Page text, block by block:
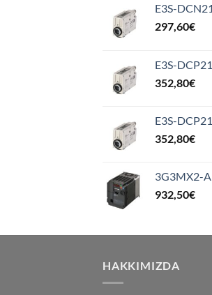
E3S-DCN21
297,60€
E3S-
352,80€
E3S-
352,80€
3G3MX2-
932,50€
HAKKIMIZDA